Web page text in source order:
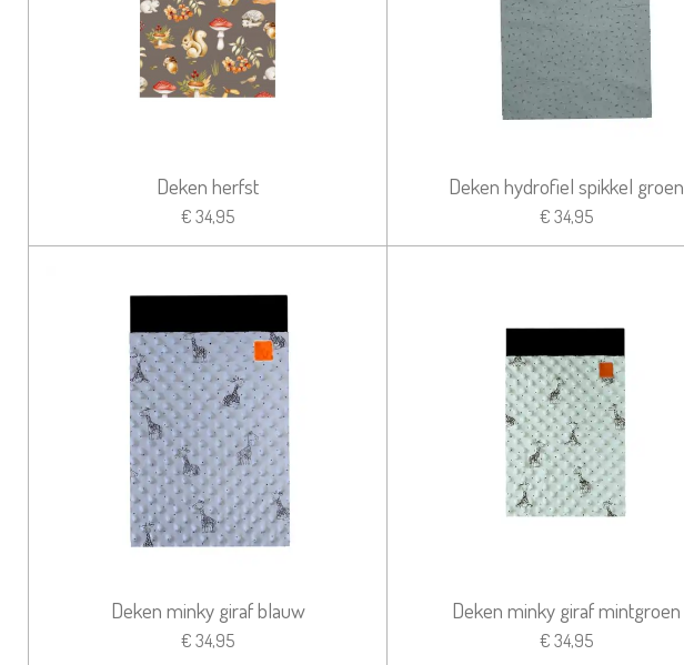
Deken herfst
€ 34,95
Deken hydrofiel spikkel groen
€ 34,95
Deken minky giraf blauw
€ 34,95
Deken minky giraf mintgroen
€ 34,95